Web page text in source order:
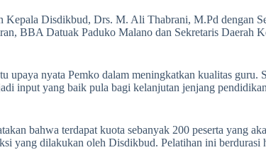
Kepala Disdikbud, Drs. M. Ali Thabrani, M.Pd dengan
BBA Datuak Paduko Malano dan Sekretaris Daerah
upaya nyata Pemko dalam meningkatkan kualitas guru.
input yang baik pula bagi kelanjutan jenjang
bahwa terdapat kuota sebanyak 200 peserta yang
yang dilakukan oleh Disdikbud. Pelatihan ini berdurasi